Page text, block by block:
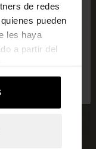
de redes
pueden
les haya
a partir del
¿Quieres ir a